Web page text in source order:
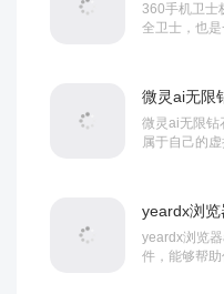
360手机卫士
全卫士，也
微灵ai无限
微灵ai无限钻
属于自己的
yeardx浏
yeardx浏览
件，能够帮